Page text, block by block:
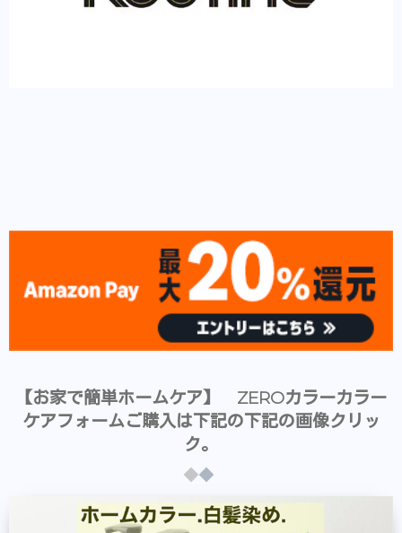
【お家で簡単ホームケア】 ZEROカラーカラー
ケアフォームご購入は下記の下記の画像クリッ
ク。